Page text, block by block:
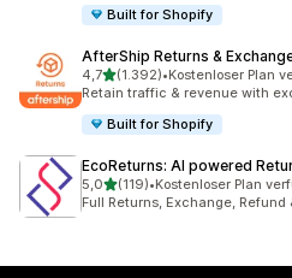
Built for Shopify
AfterShip Returns &
4,7von 5 Sternen
(1.392)
1392 Rezensionen insgesamt
•Kostenloser Plan
Retain traffic & revenue with
Built for Shopify
EcoReturns: AI powered
5,0von 5 Sternen
(119)
119 Rezensionen insgesamt
•Kostenloser Plan
Full Returns, Exchange,